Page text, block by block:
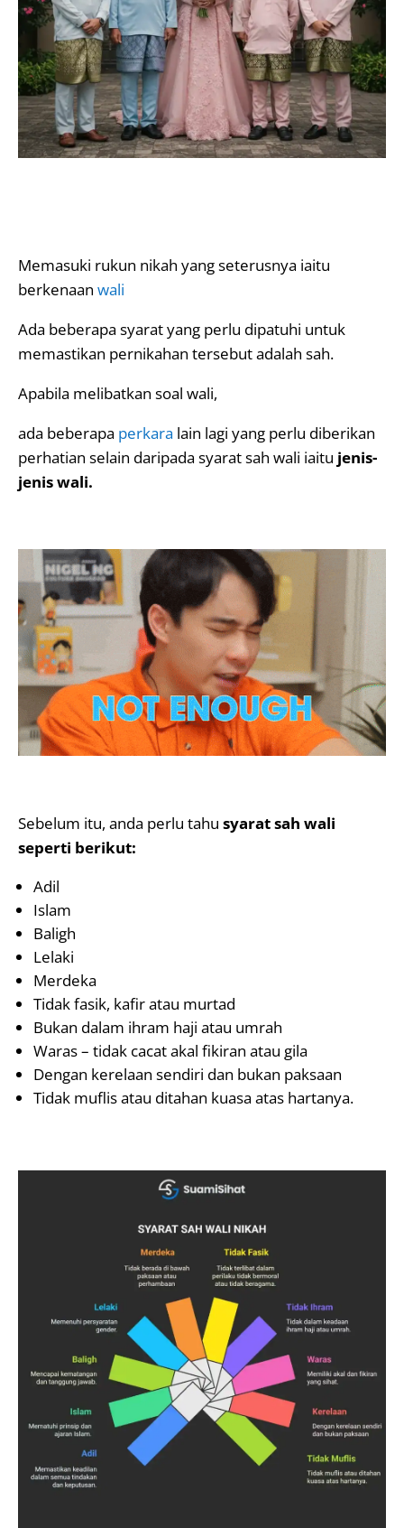
Memasuki rukun nikah yang seterusnya iaitu
berkenaan wali
Ada beberapa syarat yang perlu dipatuhi untuk
memastikan pernikahan tersebut adalah sah.
Apabila melibatkan soal wali,
ada beberapa perkara lain lagi yang perlu diberikan
perhatian selain daripada syarat sah wali iaitu jenis-
jenis wali.
Sebelum itu, anda perlu tahu syarat sah wali
seperti berikut:
Adil
Islam
Baligh
Lelaki
Merdeka
Tidak fasik, kafir atau murtad
Bukan dalam ihram haji atau umrah
Waras – tidak cacat akal fikiran atau gila
Dengan kerelaan sendiri dan bukan paksaan
Tidak muflis atau ditahan kuasa atas hartanya.